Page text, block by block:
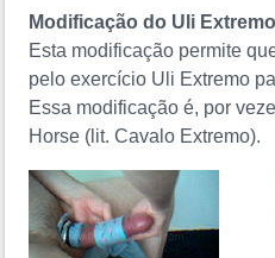
Modificação do Uli Extremo
Esta modificação permite
pelo exercício Uli Extremo
Essa modificação é, por
Horse (lit. Cavalo Extremo).